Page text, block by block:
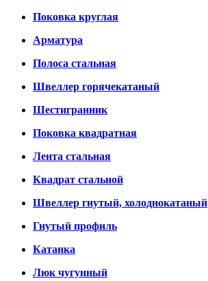
Поковка круглая
Арматура
Полоса стальная
Швеллер горячекатаный
Шестигранник
Поковка квадратная
Лента стальная
Квадрат стальной
Швеллер гнутый, холоднокатаный
Гнутый профиль
Катанка
Люк чугунный